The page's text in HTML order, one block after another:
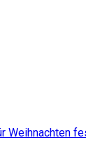
Weihnachten